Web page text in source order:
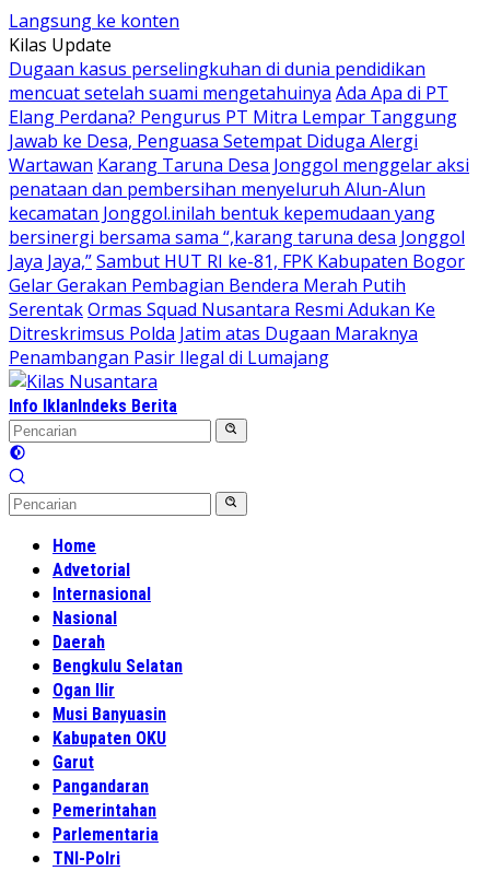
Langsung ke konten
Kilas Update
Dugaan kasus perselingkuhan di dunia pendidikan
mencuat setelah suami mengetahuinya Ada Apa di PT
Elang Perdana? Pengurus PT Mitra Lempar Tanggung
Jawab ke Desa, Penguasa Setempat Diduga Alergi
Wartawan Karang Taruna Desa Jonggol menggelar aksi
penataan dan pembersihan menyeluruh Alun-Alun
kecamatan Jonggol.inilah bentuk kepemudaan yang
bersinergi bersama sama “,karang taruna desa Jonggol
Jaya Jaya,”Sambut HUT RI ke-81, FPK Kabupaten Bogor
Gelar Gerakan Pembagian Bendera Merah Putih
SerentakOrmas Squad Nusantara Resmi Adukan Ke
Ditreskrimsus Polda Jatim atas Dugaan Maraknya
Penambangan Pasir Ilegal di Lumajang
Info IklanIndeks Berita
Home
Advetorial
Internasional
Nasional
Daerah
Bengkulu Selatan
Ogan Ilir
Musi Banyuasin
Kabupaten OKU
Garut
Pangandaran
Pemerintahan
Parlementaria
TNI-Polri